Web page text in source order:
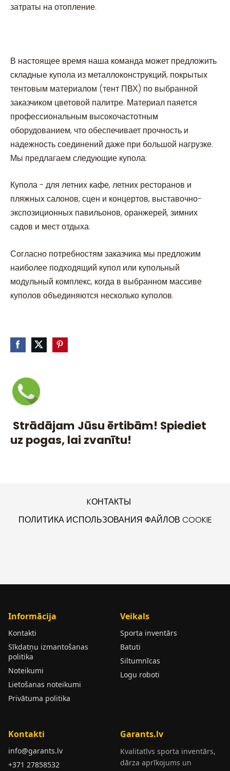
Strādājam Jūsu ērtibām! Spiediet
uz pogas, lai zvanītu!
затраты на отопление.
В настоящее время наша команда может предложить
складные купола из металлоконструкций, покрытых
тентовым материалом (тент ПВХ) по выбранной
заказчиком цветовой палитре. Материал паяется
профессиональным высокочастотным
оборудованием, что обеспечивает прочность и
надежность соединений даже при большой нагрузке.
Мы предлагаем следующие купола:
Купола - для летних кафе, летних ресторанов и
пляжных салонов, сцен и концертов, выставочно-
экспозиционных павильонов, оранжерей, зимних
садов и мест отдыха.
Согласно потребностям заказчика мы предложим
наиболее подходящий купол или купольный
модульный комплекс, когда в выбранном массиве
куполов объединяются несколько куполов.
KОНТАКТЫ
ПОЛИТИКА ИСПОЛЬЗОВАНИЯ ФАЙЛОВ COOKIE
Informācija
Kontakti
Sīkdatņu izmantošanas
politika
Noteikumi
Lietošanas noteikumi
Privātuma politika
Veikals
Sporta inventārs
Batuti
Siltumnīcas
Logu roboti
Kontakti
info@garants.lv
+371 27858532
Garants.lv
Kvalitatīvs sporta inventārs,
dārza aprīkojums un